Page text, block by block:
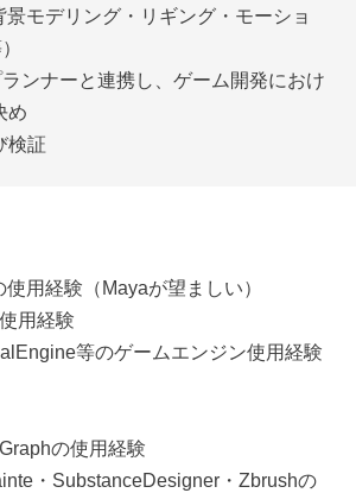
モデリング・リギング・モーショ
ンナーと連携し、ゲーム開発におけ
め
検証
用経験（Mayaが望ましい）
用経験
等のゲームエンジン使用経験
の使用経験
・SubstanceDesigner・Zbrushの